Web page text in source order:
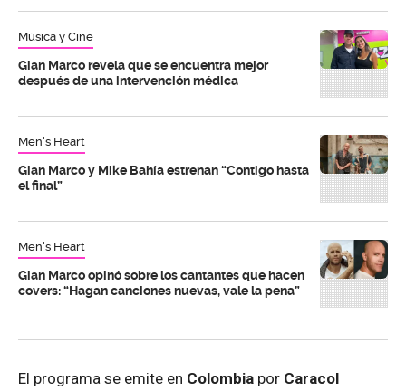
Música y Cine
Gian Marco revela que se encuentra mejor
después de una intervención médica
Men's Heart
Gian Marco y Mike Bahía estrenan “Contigo hasta
el final”
Men's Heart
Gian Marco opinó sobre los cantantes que hacen
covers: “Hagan canciones nuevas, vale la pena”
El programa se emite en Colombia por Caracol